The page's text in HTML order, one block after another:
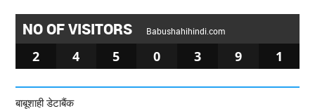
NO OF VISITORS Babushahihindi.com
2 4 5 0 3 9 1
बाबूशाही डेटाबैंक